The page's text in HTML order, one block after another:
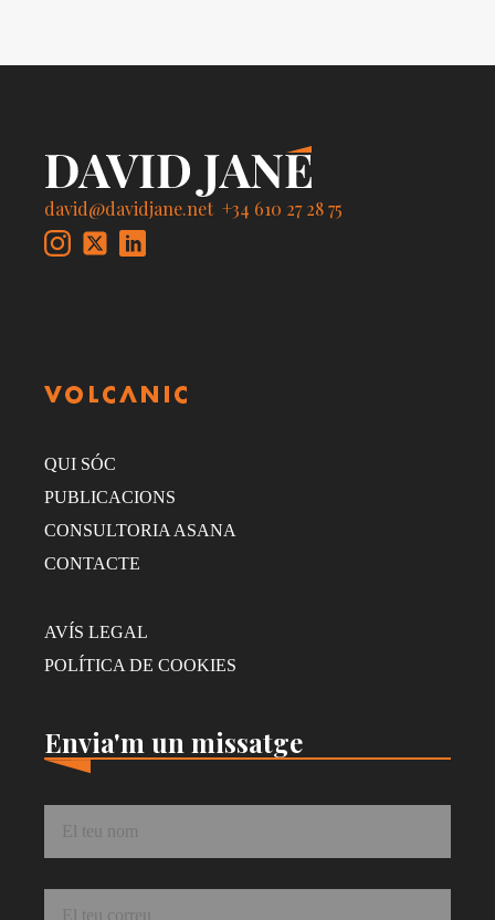
david@davidjane.net +34 610 27 28 75
QUI SÓC
PUBLICACIONS
CONSULTORIA ASANA
CONTACTE
AVÍS LEGAL
POLÍTICA DE COOKIES
Envia'm un missatge
Nom *
Correu *